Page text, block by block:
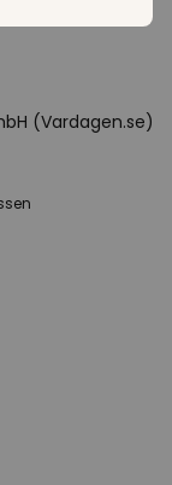
(Vardagen.se)